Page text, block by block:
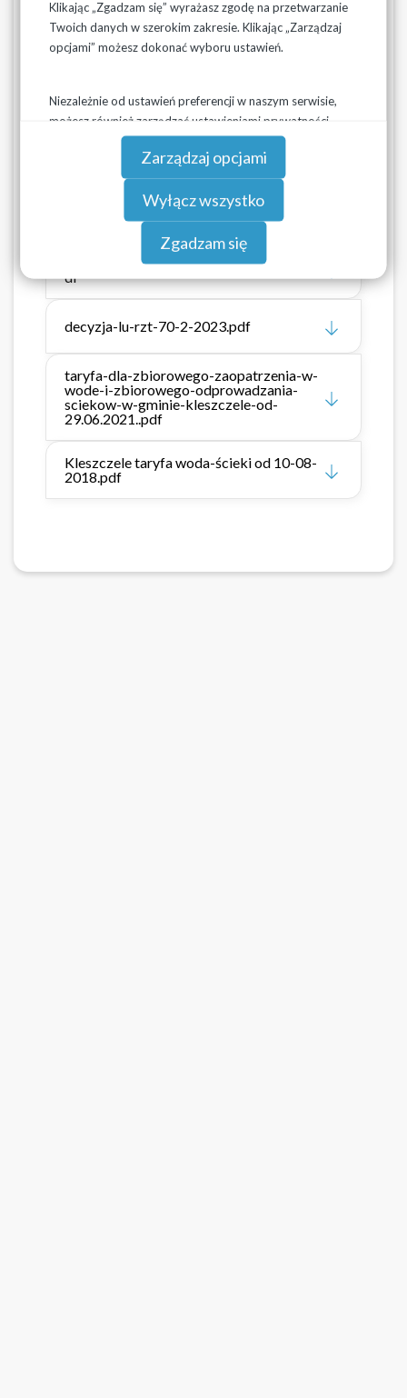
Klikając „Zgadzam się” wyrażasz zgodę na przetwarzanie
Twoich danych w szerokim zakresie. Klikając „Zarządzaj
opcjami” możesz dokonać wyboru ustawień.
Niezależnie od ustawień preferencji w naszym serwisie,
możesz również zarządzać ustawieniami prywatności
swojej przeglądarki. Więcej informacji o przetwarzaniu
danych znajdziesz wPolityce prywatności.
Zarządzaj opcjami
Wyłącz wszystko
Zgadzam się
odprowadzaniu ścieków (t.j.: Dz.U. z 2024 r. poz. 757 ze
zmianami), niniejsza taryfa wchodzi w życie z dniem
01.07.2026 r.na okres 3 lat.
Pliki do pobrania
70.16.2026_Decyzja_zatwierdzająca_tary
fę_g._Kleszczele_-
_Wodociągi_Podlaskie_Sp._z_o.o.pdf
Załącznik_do_decyzji_L.RZT.70.16.2026.p
df
decyzja-lu-rzt-70-2-2023.pdf
taryfa-dla-zbiorowego-zaopatrzenia-w-
wode-i-zbiorowego-odprowadzania-
sciekow-w-gminie-kleszczele-od-
29.06.2021..pdf
Kleszczele taryfa woda-ścieki od 10-08-
2018.pdf